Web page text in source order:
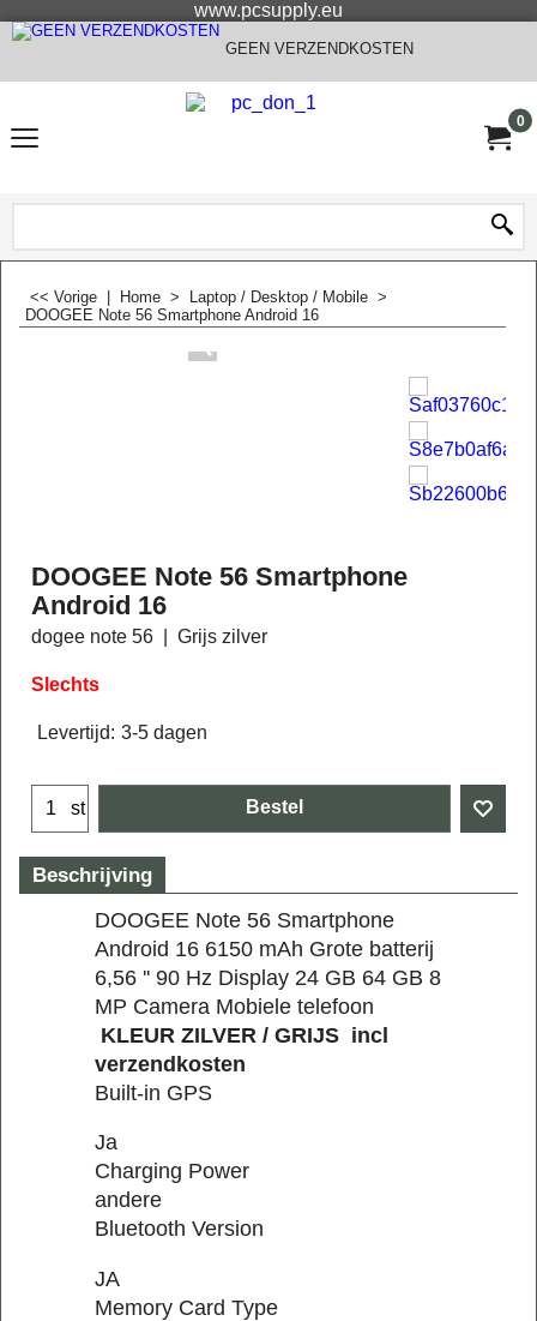
www.pcsupply.eu
GEEN VERZENDKOSTEN
0
<< Vorige Home > Laptop / Desktop / Mobile >
DOOGEE Note 56 Smartphone Android 16
DOOGEE Note 56 Smartphone
Android 16
dogee note 56 Grijs zilver
Slechts
Levertijd: 3-5 dagen
st Bestel
Beschrijving
DOOGEE Note 56 Smartphone
Android 16 6150 mAh Grote batterij
6,56 '' 90 Hz Display 24 GB 64 GB 8
MP Camera Mobiele telefoon
KLEUR ZILVER / GRIJS incl
verzendkosten
Built-in GPS
Ja
Charging Power
andere
Bluetooth Version
JA
Memory Card Type